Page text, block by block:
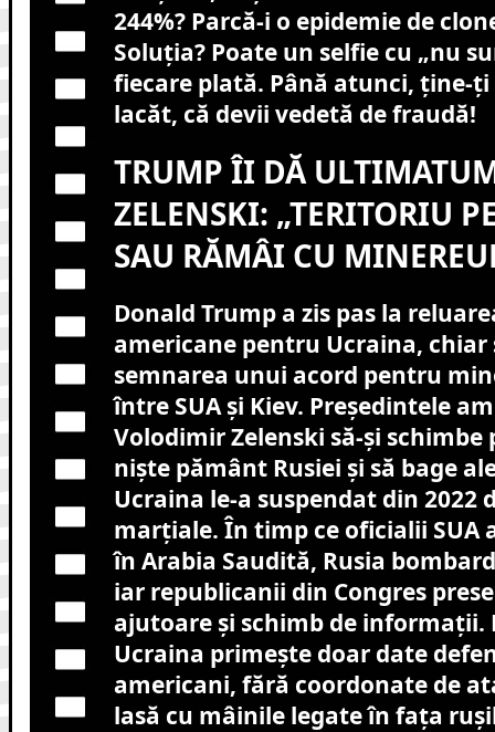
244%? Parcă-i o epidemie de
Soluția? Poate un selfie cu „nu
fiecare plată. Până atunci, ține-ți
lacăt, că devii vedetă de fraudă!
TRUMP ÎI DĂ
ZELENSKI: „TERITORIU
SAU RĂMÂI CU
Donald Trump a zis pas la
americane pentru Ucraina, chiar
semnarea unui acord pentru
între SUA și Kiev. Președintele
Volodimir Zelenski să-și schimbe
niște pământ Rusiei și să bage
Ucraina le-a suspendat din 2022
marțiale. În timp ce oficialii SUA
în Arabia Saudită, Rusia
iar republicanii din Congres
ajutoare și schimb de informații.
Ucraina primește doar date
americani, fără coordonate de
lasă cu mâinile legate în fața